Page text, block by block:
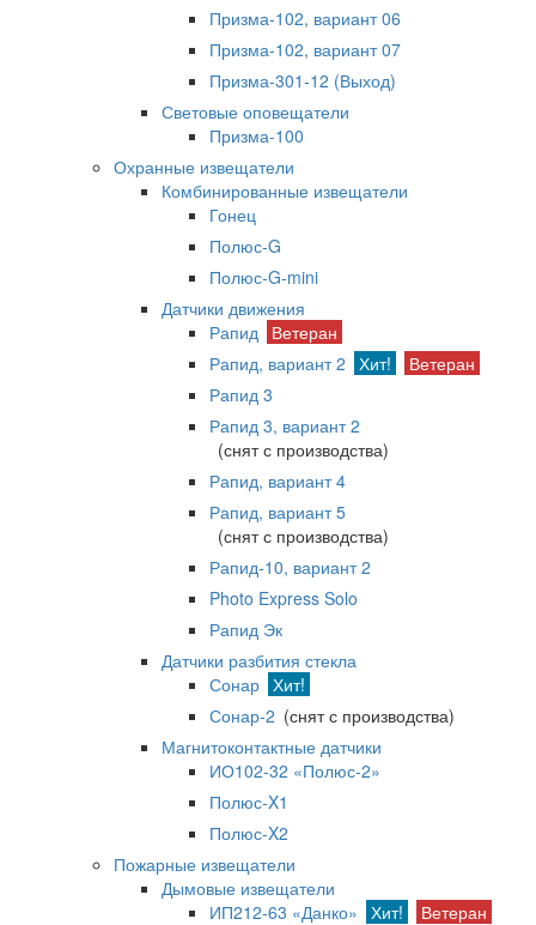
Призма-102, вариант 06
Призма-102, вариант 07
Призма-301-12 (Выход)
Световые оповещатели
Призма-100
Охранные извещатели
Комбинированные извещатели
Гонец
Полюс-G
Полюс-G-mini
Датчики движения
Рапид Ветеран
Рапид, вариант 2 Хит!
Ветеран
Рапид 3
Рапид 3, вариант 2
(снят с производства)
Рапид, вариант 4
Рапид, вариант 5
(снят с производства)
Рапид-10, вариант 2
Photo Express Solo
Рапид Эк
Датчики разбития стекла
Сонар Хит!
Сонар-2 (снят с производства)
Магнитоконтактные датчики
ИО102-32 «Полюс-2»
Полюс-X1
Полюс-X2
Пожарные извещатели
Дымовые извещатели
ИП212-63 «Данко» Хит!
Ветеран